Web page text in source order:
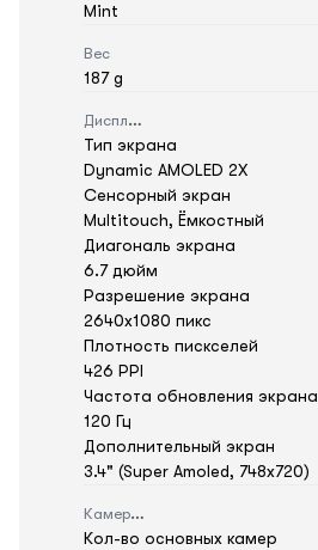
Mint
Вес
187 g
Дисплей
Тип экрана
Dynamic AMOLED 2X
Сенсорный экран
Multitouch, Ёмкостный
Диагональ экрана
6.7 дюйм
Разрешение экрана
2640x1080 пикс
Плотность пискселей
426 PPI
Частота обновления экрана
120 Гц
Дополнительный экран
3.4" (Super Amoled, 748x720)
Камера
Кол-во основных камер